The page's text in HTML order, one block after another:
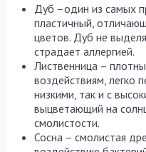
Дуб –один из самых
пластичный,
цветов. Дуб не
страдает аллергией.
Лиственница –
воздействиям, легко
низкими, так и с
выцветающий на
смолистости.
Сосна – смолистая